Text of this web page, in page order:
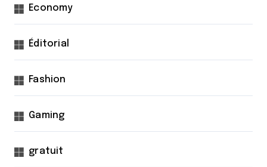
Economy
Éditorial
Fashion
Gaming
gratuit